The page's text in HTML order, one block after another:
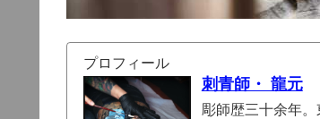
プロフィール
刺青師・ 龍元
彫師歴三十余年。